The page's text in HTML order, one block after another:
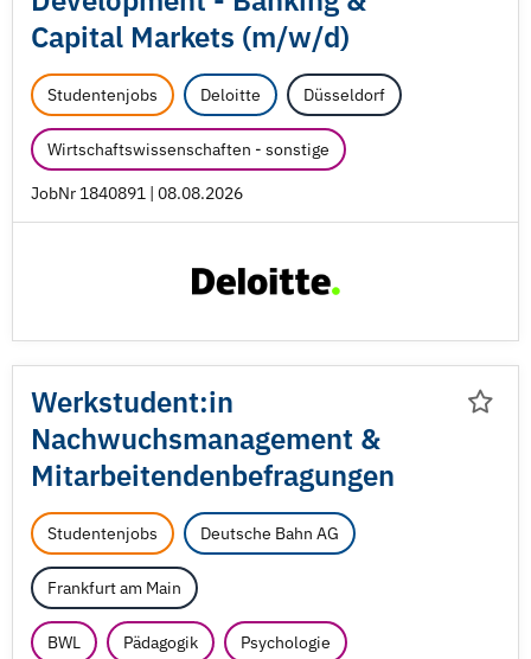
Capital Markets (m/w/d)
Studentenjobs Deloitte Düsseldorf
Wirtschaftswissenschaften - sonstige
JobNr 1840891 | 08.08.2026
Werkstudent:in
Nachwuchsmanagement &
Mitarbeitendenbefragungen
Studentenjobs Deutsche Bahn AG
Frankfurt am Main
BWL Pädagogik Psychologie